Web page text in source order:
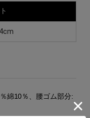
綿10％、腰ゴム部分: